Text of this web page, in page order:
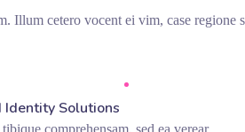
Illum cetero vocent ei vim, case regione
Identity Solutions